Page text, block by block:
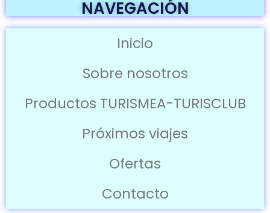
NAVEGACIÓN
Inicio
Sobre nosotros
Productos TURISMEA-TURISCLUB
Próximos viajes
Ofertas
Contacto